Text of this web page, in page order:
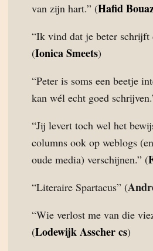
van zijn hart.” (Hafid
“Ik vind dat je beter schrijft
(Ionica Smeets)
“Peter is soms een beetje
kan wél echt goed
“Jij levert toch wel het
columns ook op weblogs
oude media) verschijnen.” (
“Literaire Spartacus” (
“Wie verlost me van die
(Lodewijk Asscher cs)